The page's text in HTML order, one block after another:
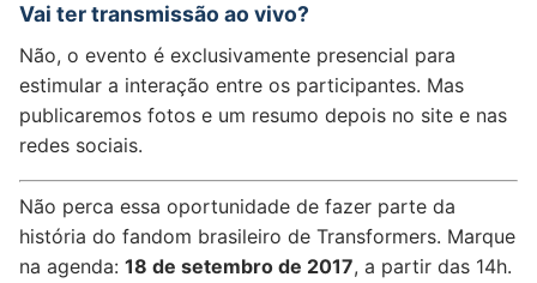
Vai ter transmissão ao vivo?
Não, o evento é exclusivamente presencial para
estimular a interação entre os participantes. Mas
publicaremos fotos e um resumo depois no site e nas
redes sociais.
Não perca essa oportunidade de fazer parte da
história do fandom brasileiro de Transformers. Marque
na agenda: 18 de setembro de 2017, a partir das 14h.